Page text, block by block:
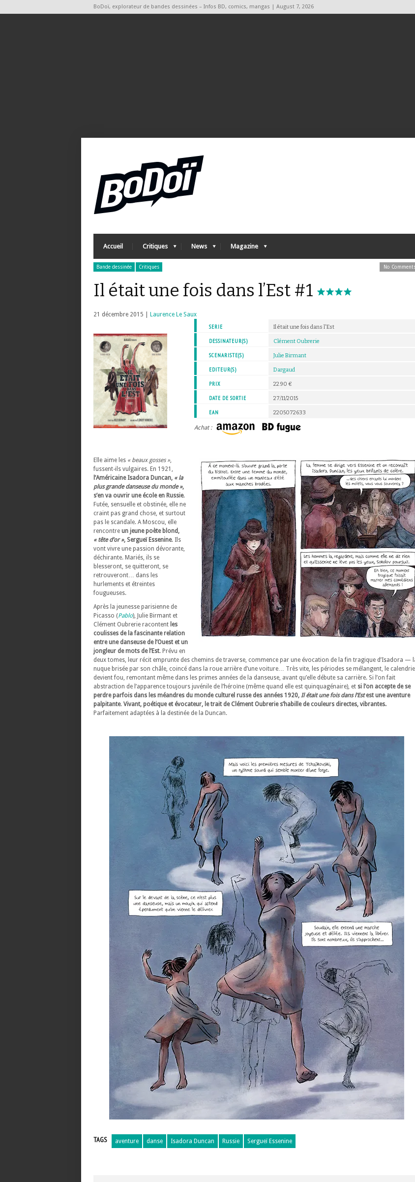
BoDoï, explorateur de bandes dessinées – Infos BD, comics, mangas | August 7, 2026
Accueil Critiques News Magazine
Bande dessinée Critiques No
Il était une fois dans l’Est #1
21 décembre 2015 |
Laurence Le Saux
SERIE
Il était une fois dans l'Est
DESSINATEUR(S) Clément Oubrerie
SCENARISTE(S) Julie Birmant
EDITEUR(S) Dargaud
PRIX 22.90 €
DATE DE SORTIE 27/11/2015
EAN 2205072633
Achat :
Elle aime les « beaux gosses »,
fussent-ils vulgaires. En 1921,
l’Américaine Isadora Duncan, « la
plus grande danseuse du monde »,
s’en va ouvrir une école en Russie.
Futée, sensuelle et obstinée, elle ne
craint pas grand chose, et surtout
pas le scandale. A Moscou, elle
rencontre un jeune poète blond,
« tête d’or », Sergueï Essenine. Ils
vont vivre une passion dévorante,
déchirante. Mariés, ils se
blesseront, se quitteront, se
retrouveront… dans les
hurlements et étreintes
fougueuses.
Après la jeunesse parisienne de
Picasso (Pablo), Julie Birmant et
Clément Oubrerie racontent les
coulisses de la fascinante relation
entre une danseuse de l’Ouest et un
jongleur de mots de l’Est. Prévu en
deux tomes, leur récit emprunte des chemins de traverse, commence par une évocation de la fin tragique d’Isadora —
nuque brisée par son châle, coincé dans la roue arrière d’une voiture… Très vite, les périodes se mélangent, le
devient fou, remontant même dans les primes années de la danseuse, avant qu’elle débute sa carrière. Si l’on fait
abstraction de l’apparence toujours juvénile de l’héroïne (même quand elle est quinquagénaire), et si l’on accepte de se
perdre parfois dans les méandres du monde culturel russe des années 1920, Il était une fois dans l’Estest une aventure
palpitante. Vivant, poétique et évocateur, le trait de Clément Oubrerie s’habille de couleurs directes, vibrantes.
Parfaitement adaptées à la destinée de la Duncan.
TAGS aventure danse Isadora Duncan Russie Sergueï Essenine